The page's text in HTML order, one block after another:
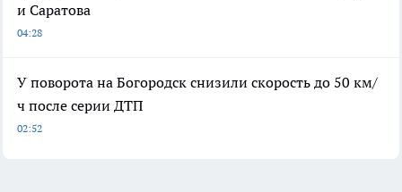
и Саратова
04:28
У поворота на Богородск снизили скорость до 50 км/
ч после серии ДТП
02:52